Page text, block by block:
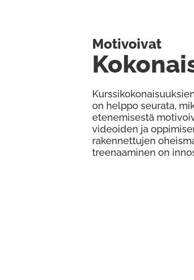
on helppo seurata,
etenemisestä
videoiden ja
rakennettujen
treenaaminen on
Motivoivat